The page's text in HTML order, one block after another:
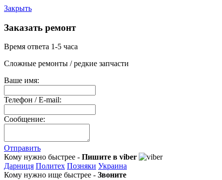
Закрыть
Заказать ремонт
Время ответа 1-5 часа
Сложные ремонты / редкие запчасти
Ваше имя:
Телефон / E-mail:
Сообщение:
Отправить
Кому нужно быстрее - Пишите в viber
Дарниця Политех Позняки Украина
Кому нужно ище быстрее - Звоните